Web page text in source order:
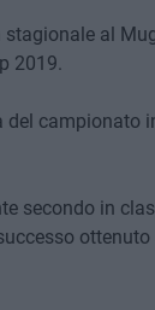
al
2019.
del campionato
secondo in